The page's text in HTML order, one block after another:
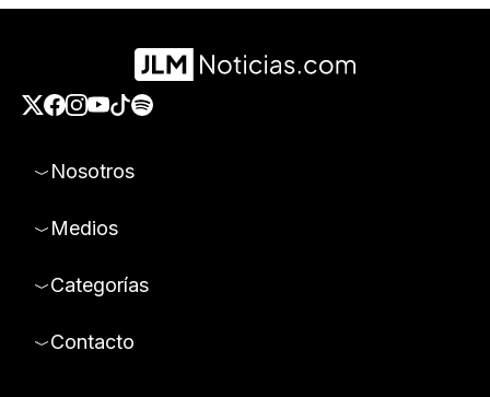
Nosotros
Medios
Categorías
Contacto